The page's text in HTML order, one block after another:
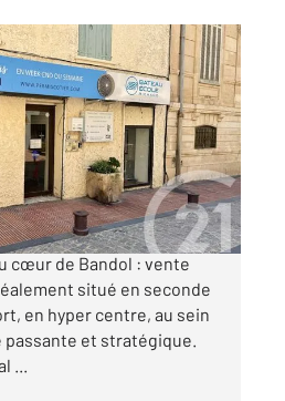
€
, découvrez une
cœur de Bandol : vente
situé en seconde
en hyper centre, au sein
passante et stratégique.
...